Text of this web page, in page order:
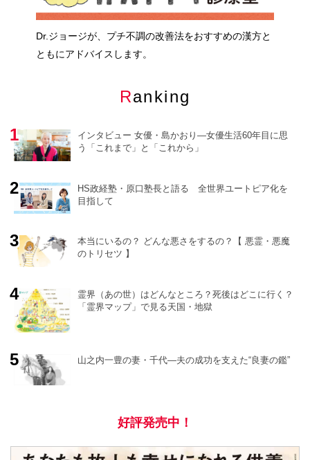
Dr.ジョージが、プチ不調の改善法をおすすめの漢方と
ともにアドバイスします。
Ranking
インタビュー 女優・島かおり―女優生活60年目に思
う「これまで」と「これから」
HS政経塾・原口塾長と語る 全世界ユートピア化を
目指して
本当にいるの？ どんな悪さをするの？【 悪霊・悪魔
のトリセツ 】
霊界（あの世）はどんなところ？死後はどこに行く？
「霊界マップ」で見る天国・地獄
山之内一豊の妻・千代―夫の成功を支えた“良妻の鑑”
好評発売中！